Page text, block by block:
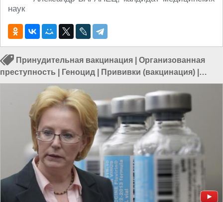
наук
Принудительная вакцинация
Организованная
преступность
Геноцид Прививки (вакцинация)
Отравление